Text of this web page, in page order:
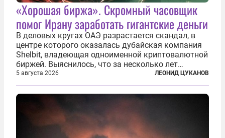
«Хорошая биржа». Скромный часовщик
помог Ирану заработать гигантские деньги
В деловых кругах ОАЭ разрастается скандал, в
центре которого оказалась дубайская компания
Shelbit, владеющая одноименной криптовалютной
биржей. Выяснилось, что за несколько лет
существования через Shelbit прошло не менее 4
млрд долларов в криптовалюте, принадлежащих
иранским чиновникам и силовикам...
5 августа 2026 ЛЕОНИД ЦУКАНОВ